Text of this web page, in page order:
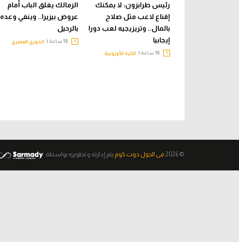
رئيس طرابزون: لا يمكنك
إقناع لاعب مثل صلاح
بالمال.. وتريزيجيه لعب دورا
إيجابيا
الكرة الأوروبية
الزمالك يغلق الباب أمام
عروض بيزيرا.. وينفي وعده
بالرحيل
الدوري المصري
© 2026 فى الجول دوت كوم يتم إدارته و تطويره بواسطة